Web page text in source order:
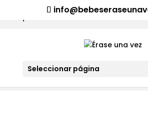
¡Aviso importante para tod@s! Si
Seleccionar página